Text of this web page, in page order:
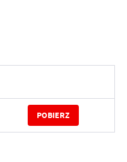
POBIERZ